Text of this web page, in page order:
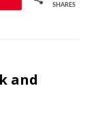
SHARES
and